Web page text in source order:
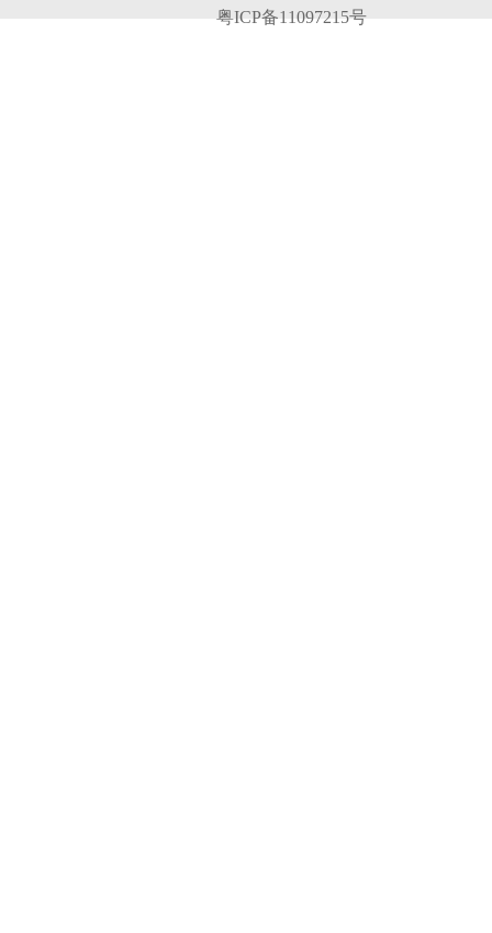
粤ICP备11097215号